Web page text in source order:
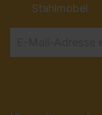
Stahlmöbel